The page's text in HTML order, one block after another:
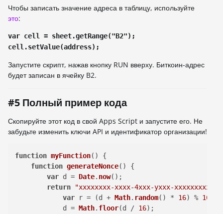
Чтобы записать значение адреса в таблицу, используйте
это:
var cell = sheet.getRange("B2");
cell.setValue(address);
Запустите скрипт, нажав кнопку RUN вверху. Биткоин-адрес
будет записан в ячейку B2.
#5 Полный пример кода
Скопируйте этот код в свой Apps Script и запустите его. Не
забудьте изменить ключи API и идентификатор организации!
function myFunction( ) {
function generateNonce( ) {
var d = Date. now();
return
"xxxxxxxx-xxxx-4xxx-yxxx-
var r = (d + Math. random() * 16) % 16
            d =
Math. floor(d / 16);